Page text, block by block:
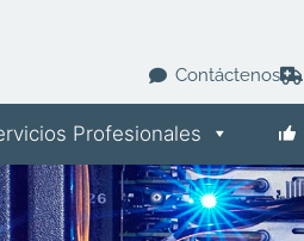
Contáctenos
Profesionales